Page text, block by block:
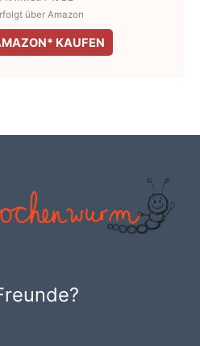
über Amazon
KAUFEN